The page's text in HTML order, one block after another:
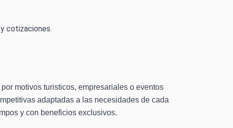
cotizaciones.
motivos turisticos, empresariales o eventos
adaptadas a las necesidades de cada
y con beneficios exclusivos.